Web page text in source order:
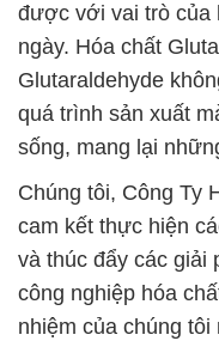
được với vai trò của
ngày. Hóa chất
Glutaraldehyde
quá trình sản xuất
sống, mang lại
Chúng tôi, Công Ty
cam kết thực hiện
và thúc đẩy các giải
công nghiệp hóa
nhiệm của chúng